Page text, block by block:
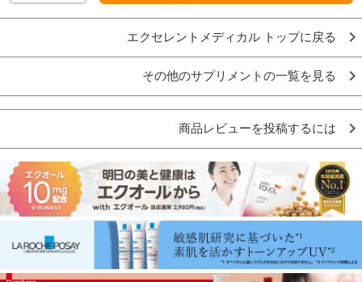
エクセレントメディカル トップに戻る
その他のサプリメントの一覧を見る
商品レビューを投稿するには